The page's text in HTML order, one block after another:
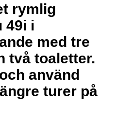
rymlig
49i i
med tre
två toaletter.
använd
turer på